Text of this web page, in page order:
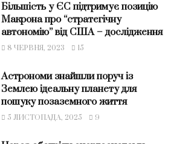
Більшість у ЄС підтримує позицію
Макрона про “стратегічну
автономію” від США – дослідження
8 ЧЕРВНЯ, 2023 15
Астрономи знайшли поруч із
Землею ідеальну планету для
пошуку позаземного життя
5 ЛИСТОПАДА, 2025 9